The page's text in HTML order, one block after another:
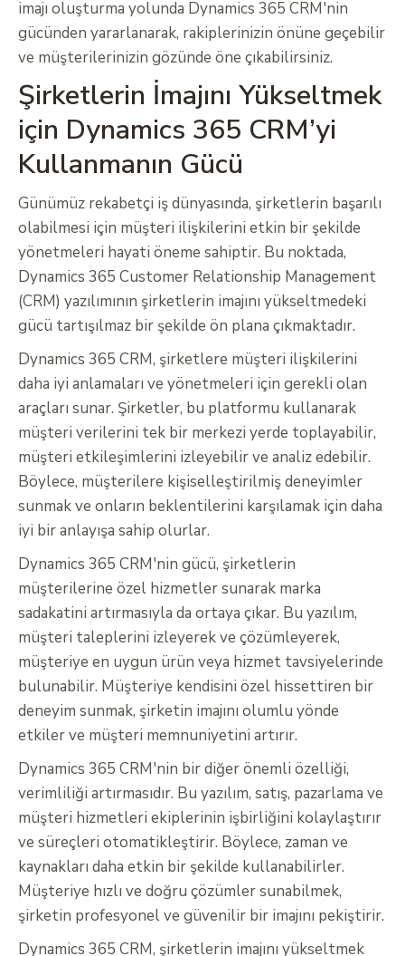
imajı oluşturma yolunda Dynamics 365 CRM'nin
gücünden yararlanarak, rakiplerinizin önüne geçebilir
ve müşterilerinizin gözünde öne çıkabilirsiniz.
Şirketlerin İmajını Yükseltmek
için Dynamics 365 CRM’yi
Kullanmanın Gücü
Günümüz rekabetçi iş dünyasında, şirketlerin başarılı
olabilmesi için müşteri ilişkilerini etkin bir şekilde
yönetmeleri hayati öneme sahiptir. Bu noktada,
Dynamics 365 Customer Relationship Management
(CRM) yazılımının şirketlerin imajını yükseltmedeki
gücü tartışılmaz bir şekilde ön plana çıkmaktadır.
Dynamics 365 CRM, şirketlere müşteri ilişkilerini
daha iyi anlamaları ve yönetmeleri için gerekli olan
araçları sunar. Şirketler, bu platformu kullanarak
müşteri verilerini tek bir merkezi yerde toplayabilir,
müşteri etkileşimlerini izleyebilir ve analiz edebilir.
Böylece, müşterilere kişiselleştirilmiş deneyimler
sunmak ve onların beklentilerini karşılamak için daha
iyi bir anlayışa sahip olurlar.
Dynamics 365 CRM'nin gücü, şirketlerin
müşterilerine özel hizmetler sunarak marka
sadakatini artırmasıyla da ortaya çıkar. Bu yazılım,
müşteri taleplerini izleyerek ve çözümleyerek,
müşteriye en uygun ürün veya hizmet tavsiyelerinde
bulunabilir. Müşteriye kendisini özel hissettiren bir
deneyim sunmak, şirketin imajını olumlu yönde
etkiler ve müşteri memnuniyetini artırır.
Dynamics 365 CRM'nin bir diğer önemli özelliği,
verimliliği artırmasıdır. Bu yazılım, satış, pazarlama ve
müşteri hizmetleri ekiplerinin işbirliğini kolaylaştırır
ve süreçleri otomatikleştirir. Böylece, zaman ve
kaynakları daha etkin bir şekilde kullanabilirler.
Müşteriye hızlı ve doğru çözümler sunabilmek,
şirketin profesyonel ve güvenilir bir imajını pekiştirir.
Dynamics 365 CRM, şirketlerin imajını yükseltmek